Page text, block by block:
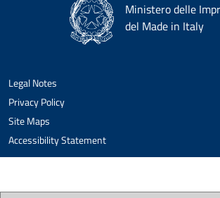
Ministero delle
del Made in Italy
Legal Notes
Privacy Policy
Site Maps
Accessibility Statement